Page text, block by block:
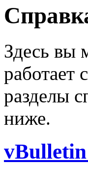
Здесь вы
работает
разделы
ниже.